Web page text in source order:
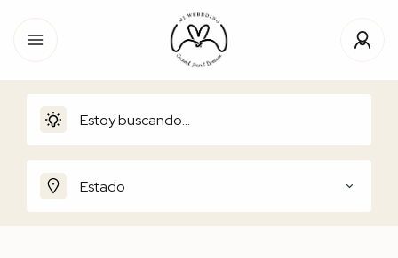
Estado